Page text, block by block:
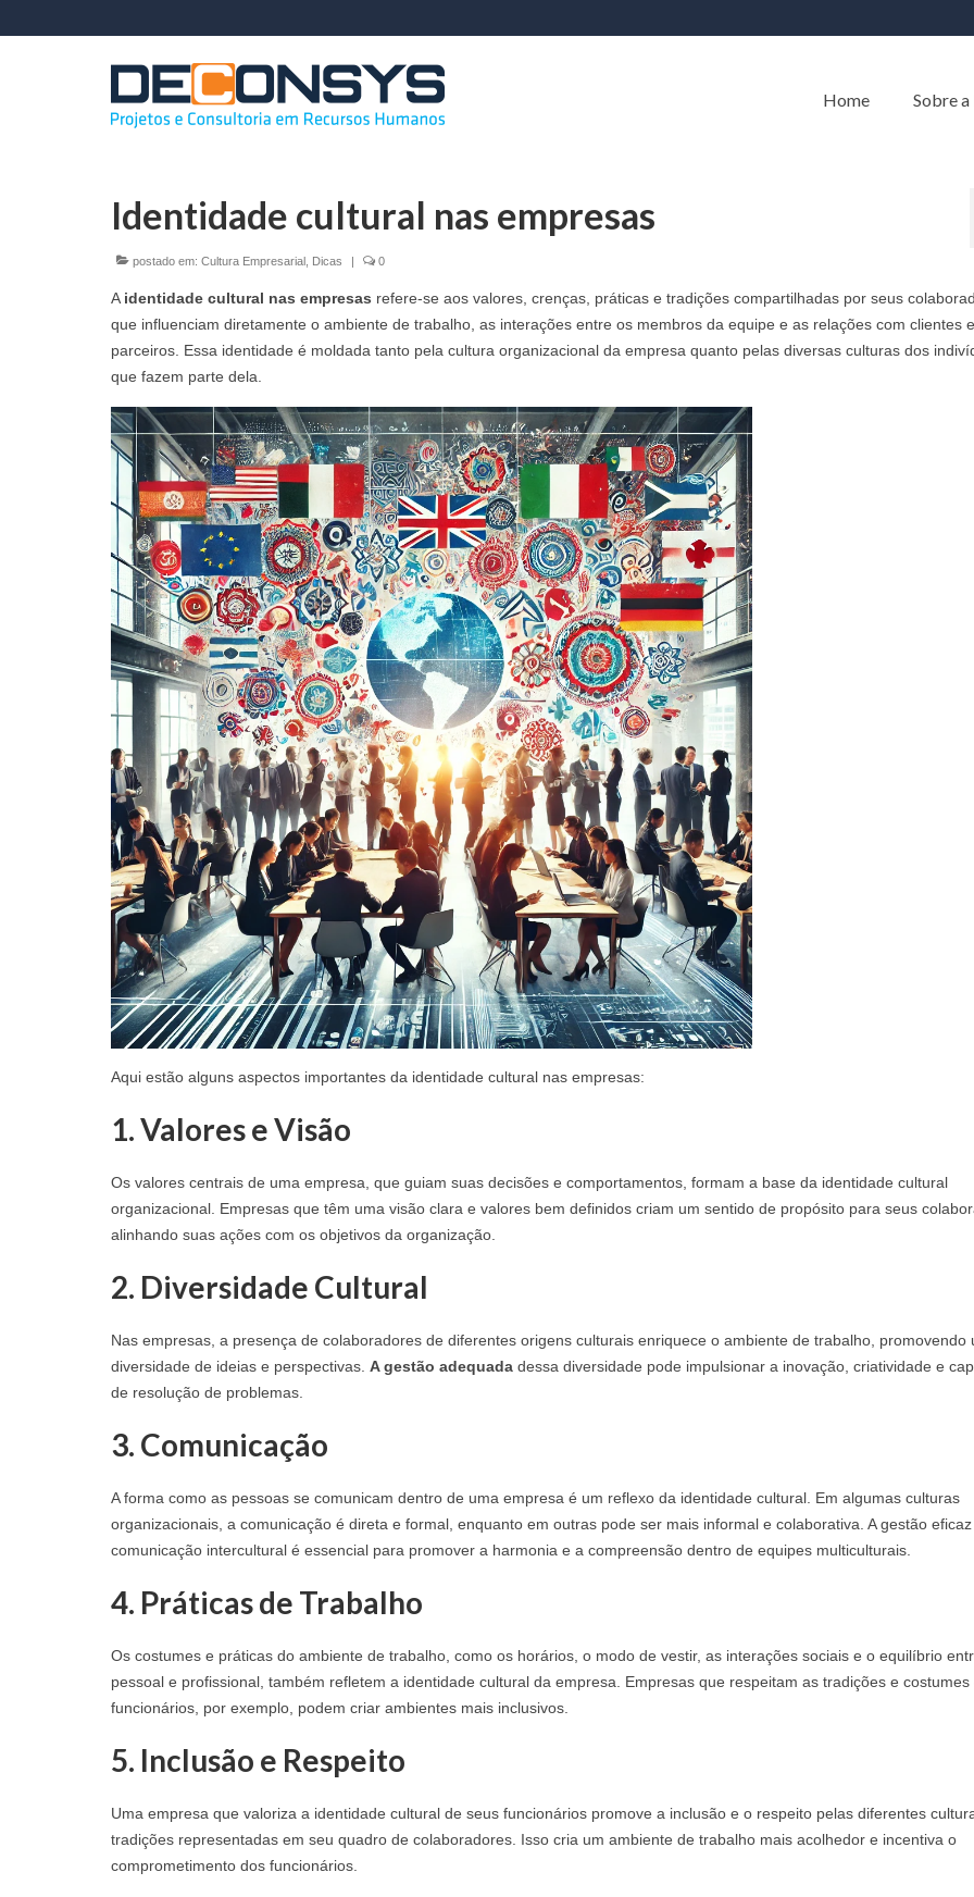
Home Sobre a
Identidade cultural nas empresas
postado em: Cultura Empresarial Dicas | 0
A identidade cultural nas empresas refere-se aos valores, crenças, práticas e tradições compartilhadas por seus
que influenciam diretamente o ambiente de trabalho, as interações entre os membros da equipe e as relações com clientes e
parceiros. Essa identidade é moldada tanto pela cultura organizacional da empresa quanto pelas diversas culturas dos
que fazem parte dela.
Aqui estão alguns aspectos importantes da identidade cultural nas empresas:
1.Valores e Visão
Os valores centrais de uma empresa, que guiam suas decisões e comportamentos, formam a base da identidade cultural
organizacional. Empresas que têm uma visão clara e valores bem definidos criam um sentido de propósito para seus
alinhando suas ações com os objetivos da organização.
2. Diversidade Cultural
Nas empresas, a presença de colaboradores de diferentes origens culturais enriquece o ambiente de trabalho, promovendo
diversidade de ideias e perspectivas. A gestão adequada dessa diversidade pode impulsionar a inovação, criatividade e
de resolução de problemas.
3. Comunicação
A forma como as pessoas se comunicam dentro de uma empresa é um reflexo da identidade cultural. Em algumas culturas
organizacionais, a comunicação é direta e formal, enquanto em outras pode ser mais informal e colaborativa. A gestão eficaz
comunicação intercultural é essencial para promover a harmonia e a compreensão dentro de equipes multiculturais.
4. Práticas de Trabalho
Os costumes e práticas do ambiente de trabalho, como os horários, o modo de vestir, as interações sociais e o equilíbrio
pessoal e profissional, também refletem a identidade cultural da empresa. Empresas que respeitam as tradições e costumes
funcionários, por exemplo, podem criar ambientes mais inclusivos.
5. Inclusão e Respeito
Uma empresa que valoriza a identidade cultural de seus funcionários promove a inclusão e o respeito pelas diferentes
tradições representadas em seu quadro de colaboradores. Isso cria um ambiente de trabalho mais acolhedor e incentiva o
comprometimento dos funcionários.